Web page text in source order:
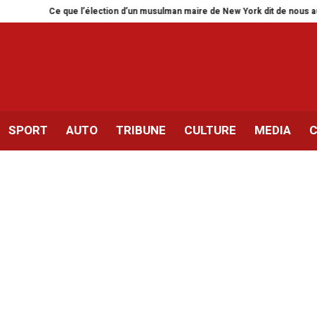
Ce que l’élection d’un musulman maire de New York dit de nous autres
SPORT AUTO TRIBUNE CULTURE MEDIA